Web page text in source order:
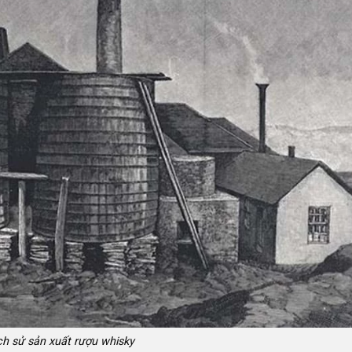
sử sản xuất rượu whisky